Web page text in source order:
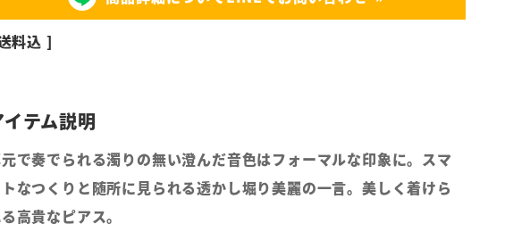
料込
で奏でられる濁りの無い澄んだ音色はフォーマルな印象に。スマ
なつくりと随所に見られる透かし堀り美麗の一言。美しく着けら
高貴なピアス。